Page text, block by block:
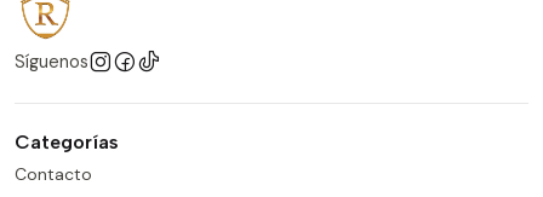
Síguenos
Categorías
Contacto